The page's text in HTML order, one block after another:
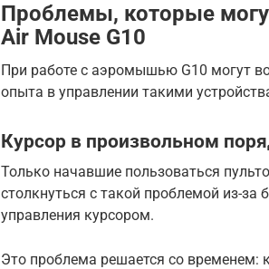
Проблемы, которые
Air Mouse G10
При работе с аэромышью G10 могут
опыта в управлении такими
Курсор в произвольном
Только начавшие пользоваться
столкнуться с такой проблемой из-за
управления курсором.
Это проблема решается со временем: